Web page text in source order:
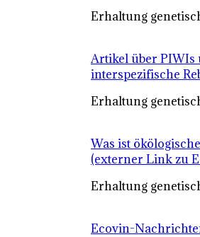
Erhaltung
Artikel über PIWIs
interspezifische
Erhaltung
Was ist
(externer Link zu
Erhaltung
Ecovin-